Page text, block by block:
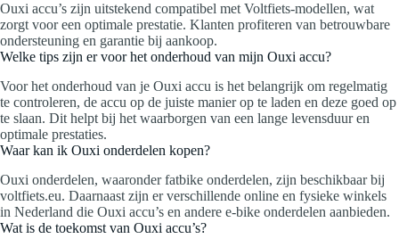
Ouxi accu’s zijn uitstekend compatibel met Voltfiets-modellen, wat
zorgt voor een optimale prestatie. Klanten profiteren van betrouwbare
ondersteuning en garantie bij aankoop.
Welke tips zijn er voor het onderhoud van mijn Ouxi accu?
Voor het onderhoud van je Ouxi accu is het belangrijk om regelmatig
te controleren, de accu op de juiste manier op te laden en deze goed op
te slaan. Dit helpt bij het waarborgen van een lange levensduur en
optimale prestaties.
Waar kan ik Ouxi onderdelen kopen?
Ouxi onderdelen, waaronder fatbike onderdelen, zijn beschikbaar bij
voltfiets.eu. Daarnaast zijn er verschillende online en fysieke winkels
in Nederland die Ouxi accu’s en andere e-bike onderdelen aanbieden.
Wat is de toekomst van Ouxi accu’s?